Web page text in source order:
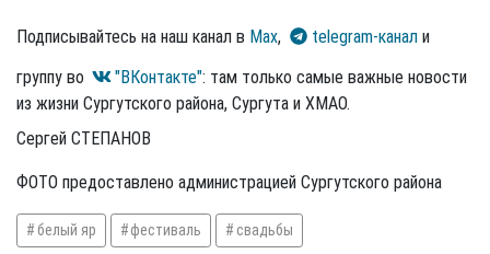
Подписывайтесь на наш канал в Max, telegram-канал и
группу во
"ВКонтакте": там только самые важные новости
из жизни Сургутского района, Сургута и ХМАО.
Сергей СТЕПАНОВ
ФОТО предоставлено администрацией Сургутского района
белый яр фестиваль свадьбы